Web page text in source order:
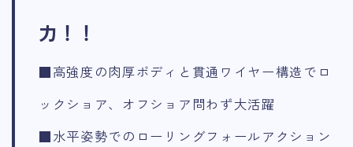
力！！
■高強度の肉厚ボディと貫通ワイヤー構造でロ
ックショア、オフショア問わず大活躍
■水平姿勢でのローリングフォールアクション